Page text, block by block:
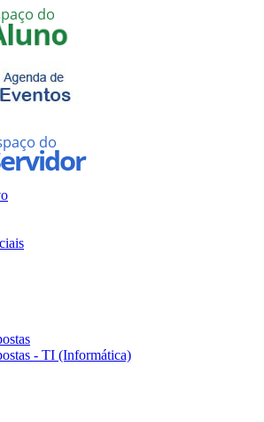
- TI (Informática)